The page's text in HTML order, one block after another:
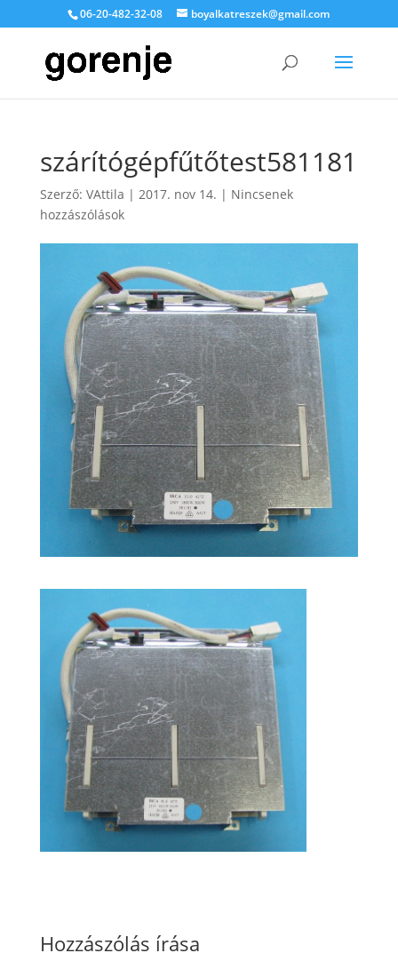
06-20-482-32-08 boyalkatreszek@gmail.com
szárítógépfűtőtest581181
Szerző: VAttila | 2017. nov 14. | Nincsenek
hozzászólások
Hozzászólás írása